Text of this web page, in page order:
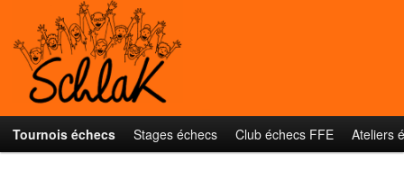
contenu
principalSchlak
Menu
principal
Tournois échecs Stages échecs Club échecs FFE Ateliers